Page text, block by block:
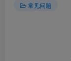
常见问题